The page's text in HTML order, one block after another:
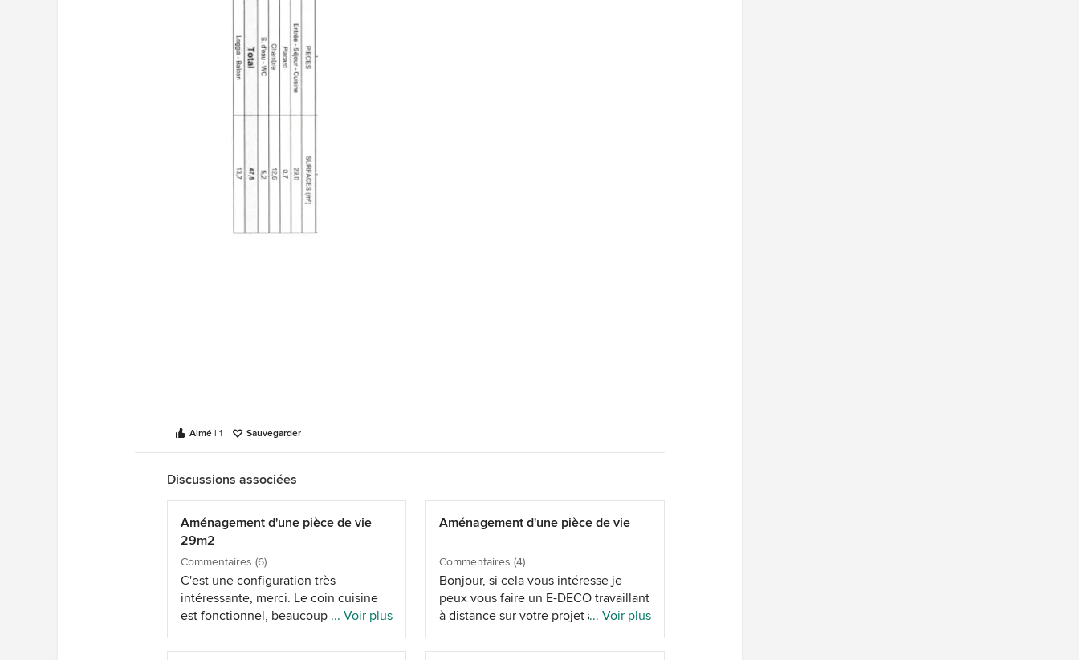
Aimé | 1 Sauvegarder
Discussions associées
Aménagement d'une pièce de vie
29m2
Commentaires (6)
C'est une configuration très
intéressante, merci. Le coin cuisine
est fonctionnel, beaucoup de
rangements exactement ce que je
recherche. Et avec l'îlot ça rend très
... Voir plus
Aménagement d'une pièce de vie
Commentaires (4)
Bonjour, si cela vous intéresse je
peux vous faire un E-DECO travaillant
à distance sur votre projet avec un
plan 2d et planche d'ambiance pour
votre projet Revenez vers moi cdlt,
... Voir plus